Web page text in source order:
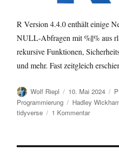
R Version 4.4.0 enthält einige
NULL-Abfragen mit %||% aus
rekursive Funktionen,
und mehr. Fast zeitgleich
Autor
Wolf Riepl
Veröffentlicht
am
10. Mai 2024
Programmierung
Schlagwörter
Hadley
tidyverse
1 Kommentarzu
Was